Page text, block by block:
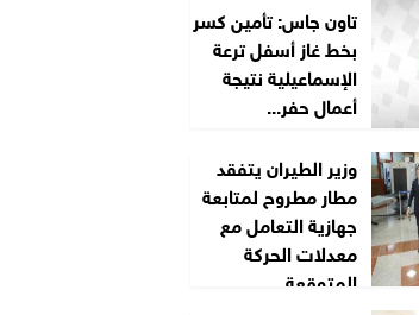
تاون جاس: تأمين كسر
بخط غاز أسفل ترعة
الإسماعيلية نتيجة
أعمال حفر...
وزير الطيران يتفقد
مطار مطروح لمتابعة
جهازية التعامل مع
معدلات الحركة
المتوقعة...